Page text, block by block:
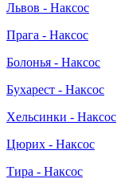
Львов - Наксос
Прага - Наксос
Болонья - Наксос
Бухарест - Наксос
Хельсинки - Наксос
Цюрих - Наксос
Тира - Наксос